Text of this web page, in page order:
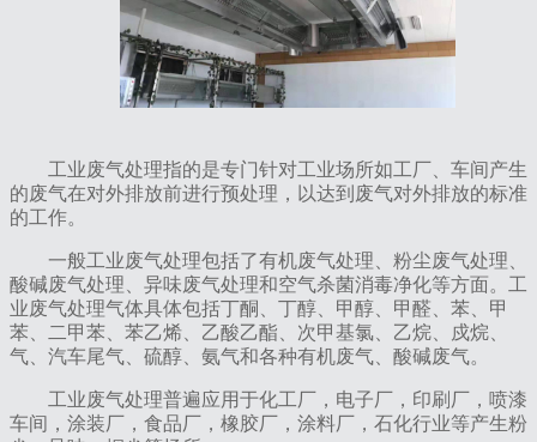
工业废气处理指的是专门针对工业场所如工厂、车间产生
的废气在对外排放前进行预处理，以达到废气对外排放的标准
的工作。
一般工业废气处理包括了有机废气处理、粉尘废气处理、
酸碱废气处理、异味废气处理和空气杀菌消毒净化等方面。工
业废气处理气体具体包括丁酮、丁醇、甲醇、甲醛、苯、甲
苯、二甲苯、苯乙烯、乙酸乙酯、次甲基氯、乙烷、戍烷、
气、汽车尾气、硫醇、氨气和各种有机废气、酸碱废气。
工业废气处理普遍应用于化工厂，电子厂，印刷厂，喷漆
车间，涂装厂，食品厂，橡胶厂，涂料厂，石化行业等产生粉